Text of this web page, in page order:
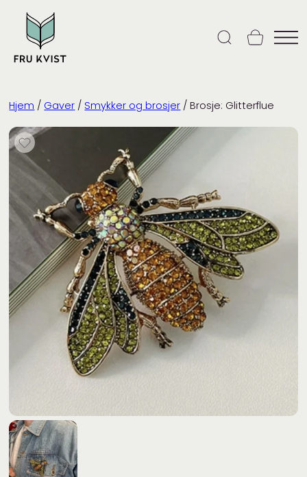
content
Hjem / Gaver / Smykker og brosjer / Brosje: Glitterflue